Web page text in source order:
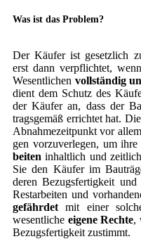
Was ist das Problem?
Der Käu­fer ist gesetz­lich
erst dann ver­pflich­tet,
Wesent­li­chen voll­stän­dig
dient dem Schutz des
der Käu­fer an, dass der
trags­ge­mäß errich­tet hat.
Abnah­me­zeit­punkt vor
gen vor­zu­ver­le­gen, um ihre
bei­ten inhalt­lich und
Sie den Käu­fer im
deren Bezugs­fer­tig­keit
Rest­ar­bei­ten und
gefähr­detmit einer
wesent­li­che eige­ne Rech­te,
Bezugs­fer­tig­keit zustimmt.